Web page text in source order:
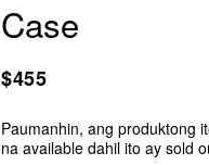
Case
$455
Paumanhin, ang produktong
na available dahil ito ay sold